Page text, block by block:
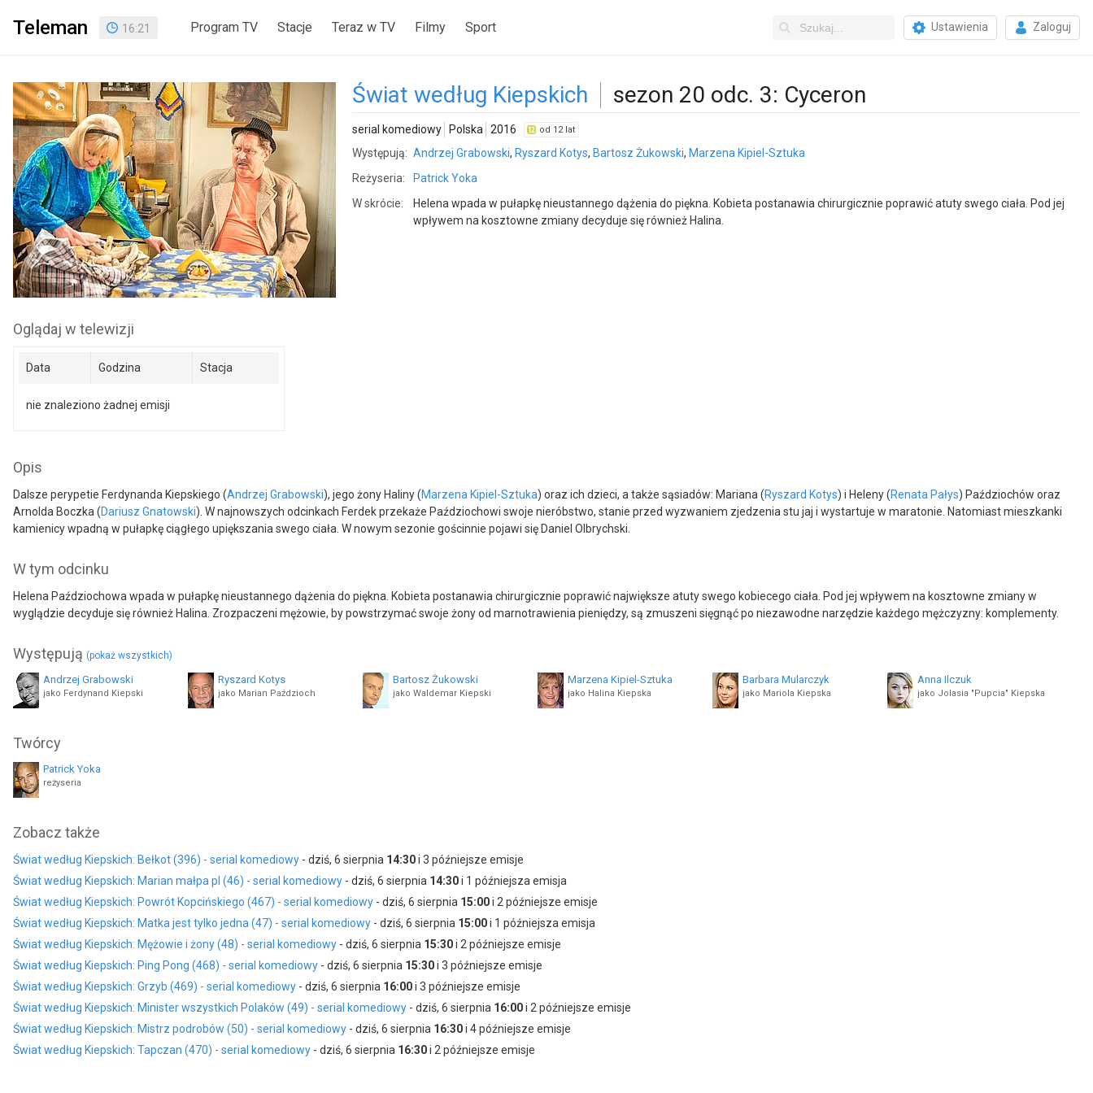
Teleman 16:21 Program TV Stacje Teraz w TV Filmy Sport Ustawienia Zaloguj
Świat według Kiepskich sezon 20 odc. 3: Cyceron
serial komediowy Polska 2016 od 12 lat
Występują: Andrzej Grabowski, Ryszard Kotys, Bartosz Żukowski, Marzena Kipiel-Sztuka
Reżyseria:
Patrick Yoka
W skrócie:
Helena wpada w pułapkę nieustannego dążenia do piękna. Kobieta postanawia chirurgicznie poprawić atuty swego ciała. Pod jej
wpływem na kosztowne zmiany decyduje się również Halina.
Oglądaj w telewizji
Data Godzina Stacja
nie znaleziono żadnej emisji
Opis
Dalsze perypetie Ferdynanda Kiepskiego (Andrzej Grabowski), jego żony Haliny (Marzena Kipiel-Sztuka) oraz ich dzieci, a także sąsiadów: Mariana (Ryszard Kotys) i Heleny (Renata Pałys) Paździochów oraz
Arnolda Boczka (Dariusz Gnatowski). W najnowszych odcinkach Ferdek przekaże Paździochowi swoje nieróbstwo, stanie przed wyzwaniem zjedzenia stu jaj i wystartuje w maratonie. Natomiast mieszkanki
kamienicy wpadną w pułapkę ciągłego upiększania swego ciała. W nowym sezonie gościnnie pojawi się Daniel Olbrychski.
W tym odcinku
Helena Paździochowa wpada w pułapkę nieustannego dążenia do piękna. Kobieta postanawia chirurgicznie poprawić największe atuty swego kobiecego ciała. Pod jej wpływem na kosztowne zmiany w
wyglądzie decyduje się również Halina. Zrozpaczeni mężowie, by powstrzymać swoje żony od marnotrawienia pieniędzy, są zmuszeni sięgnąć po niezawodne narzędzie każdego mężczyzny: komplementy.
Występują (pokaż wszystkich)
Andrzej Grabowski
jako Ferdynand Kiepski
Ryszard Kotys
jako Marian Paździoch
Bartosz Żukowski
jako Waldemar Kiepski
Marzena Kipiel-Sztuka
jako Halina Kiepska
Barbara Mularczyk
jako Mariola Kiepska
Anna Ilczuk
jako Jolasia "Pupcia" Kiepska
jako Helena Paździoch
Twórcy
Patrick Yoka
reżyseria
Zobacz także
Świat według Kiepskich: Bełkot (396) - serial komediowy - dziś, 6 sierpnia 14:30i 3 późniejsze emisje
Świat według Kiepskich: Marian małpa pl (46) - serial komediowy - dziś, 6 sierpnia 14:30i 1 późniejsza emisja
Świat według Kiepskich: Powrót Kopcińskiego (467) - serial komediowy - dziś, 6 sierpnia 15:00i 2 późniejsze emisje
Świat według Kiepskich: Matka jest tylko jedna (47) - serial komediowy - dziś, 6 sierpnia 15:00i 1 późniejsza emisja
Świat według Kiepskich: Mężowie i żony (48) - serial komediowy - dziś, 6 sierpnia 15:30i 2 późniejsze emisje
Świat według Kiepskich: Ping Pong (468) - serial komediowy - dziś, 6 sierpnia 15:30i 3 późniejsze emisje
Świat według Kiepskich: Grzyb (469) - serial komediowy - dziś, 6 sierpnia 16:00i 3 późniejsze emisje
Świat według Kiepskich: Minister wszystkich Polaków (49) - serial komediowy - dziś, 6 sierpnia 16:00i 2 późniejsze emisje
Świat według Kiepskich: Mistrz podrobów (50) - serial komediowy - dziś, 6 sierpnia 16:30i 4 późniejsze emisje
Świat według Kiepskich: Tapczan (470) - serial komediowy - dziś, 6 sierpnia 16:30i 2 późniejsze emisje